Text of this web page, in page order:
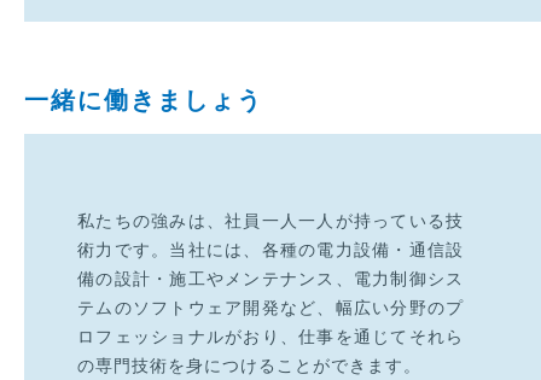
一緒に働きましょう
私たちの強みは、社員一人一人が持っている技
術力です。当社には、各種の電力設備・通信設
備の設計・施工やメンテナンス、電力制御シス
テムのソフトウェア開発など、幅広い分野のプ
ロフェッショナルがおり、仕事を通じてそれら
の専門技術を身につけることができます。